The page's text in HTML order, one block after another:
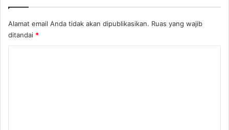
y
r
a
k
Alamat email Anda tidak akan dipublikasikan. Ruas yang wajib
ditandai *